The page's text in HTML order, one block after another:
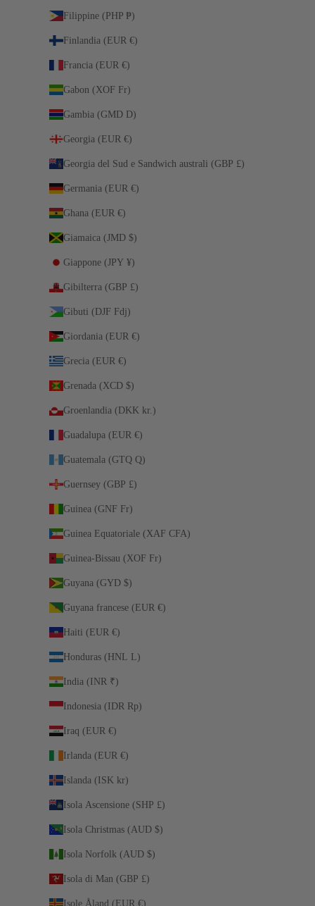
Filippine (PHP ₱)
Finlandia (EUR €)
Francia (EUR €)
Gabon (XOF Fr)
Gambia (GMD D)
Georgia (EUR €)
Georgia del Sud e Sandwich australi (GBP £)
Germania (EUR €)
Ghana (EUR €)
Giamaica (JMD $)
Giappone (JPY ¥)
Gibilterra (GBP £)
Gibuti (DJF Fdj)
Giordania (EUR €)
Grecia (EUR €)
Grenada (XCD $)
Groenlandia (DKK kr.)
Guadalupa (EUR €)
Guatemala (GTQ Q)
Guernsey (GBP £)
Guinea (GNF Fr)
Guinea Equatoriale (XAF CFA)
Guinea-Bissau (XOF Fr)
Guyana (GYD $)
Guyana francese (EUR €)
Haiti (EUR €)
Honduras (HNL L)
India (INR ₹)
Indonesia (IDR Rp)
Iraq (EUR €)
Irlanda (EUR €)
Islanda (ISK kr)
Isola Ascensione (SHP £)
Isola Christmas (AUD $)
Isola Norfolk (AUD $)
Isola di Man (GBP £)
Isole Åland (EUR €)